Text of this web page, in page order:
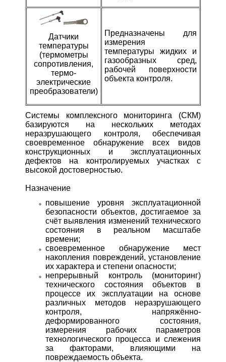
Датчики
температуры
(термометры
сопротивления,
термо­
электрические
преобразователи)
Предназначены для
измерения
температуры жидких и
газообразных сред,
рабочей поверхности
объекта контроля.
Системы комплексного мониторинга (СКМ)
базируются на нескольких методах
неразрушающего контроля, обеспечивая
своевременное обнаружение всех видов
конструкционных и эксплуатационных
дефектов на контролируемых участках с
высокой достоверностью.
Назначение
повышение уровня эксплуатационной
безопасности объектов, достигаемое за
счёт выявления изменений технического
состояния в реальном масштабе
времени;
своевременное обнаружение мест
накопления повреждений, установление
их характера и степени опасности;
непрерывный контроль (мониторинг)
технического состояния объектов в
процессе их эксплуатации на основе
различных методов неразрушающего
контроля, напряжённо-
деформированного состояния,
измерения рабочих параметров
технологического процесса и слежения
за факторами, влияющими на
повреждаемость объекта.